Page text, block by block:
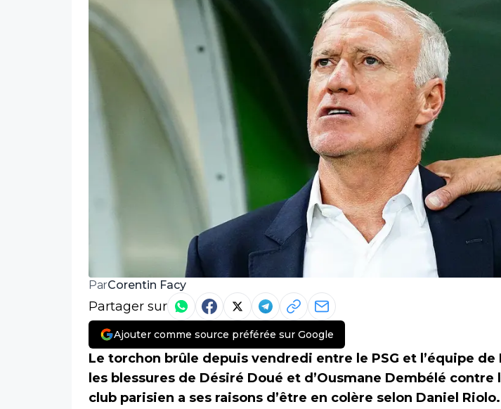
ParCorentin Facy
Partager sur
Ajouter comme source préférée sur Google
Le torchon brûle depuis vendredi entre le PSG et l’équipe de
les blessures de Désiré Doué et d’Ousmane Dembélé contre
club parisien a ses raisons d’être en colère selon Daniel Riolo.